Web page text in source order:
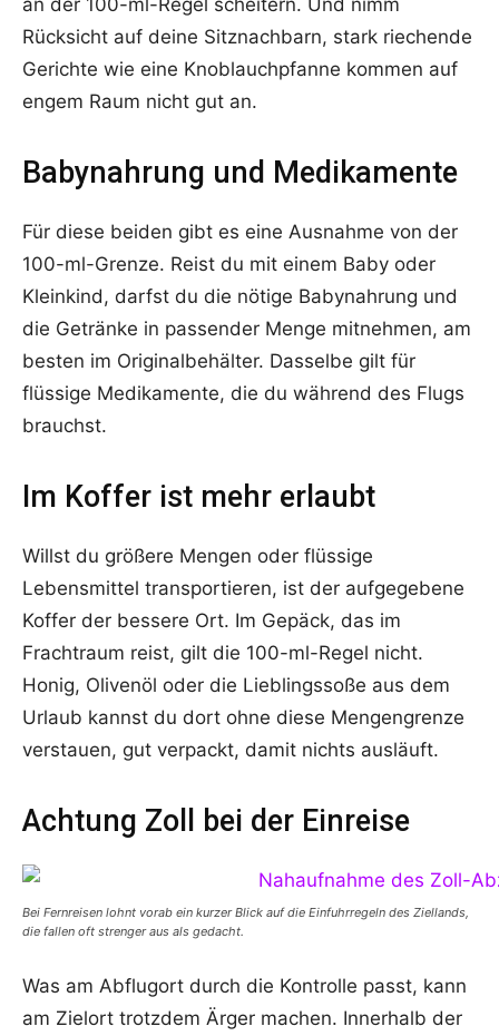
an der 100-ml-Regel scheitern. Und nimm
Rücksicht auf deine Sitznachbarn, stark riechende
Gerichte wie eine Knoblauchpfanne kommen auf
engem Raum nicht gut an.
Babynahrung und Medikamente
Für diese beiden gibt es eine Ausnahme von der
100-ml-Grenze. Reist du mit einem Baby oder
Kleinkind, darfst du die nötige Babynahrung und
die Getränke in passender Menge mitnehmen, am
besten im Originalbehälter. Dasselbe gilt für
flüssige Medikamente, die du während des Flugs
brauchst.
Im Koffer ist mehr erlaubt
Willst du größere Mengen oder flüssige
Lebensmittel transportieren, ist der aufgegebene
Koffer der bessere Ort. Im Gepäck, das im
Frachtraum reist, gilt die 100-ml-Regel nicht.
Honig, Olivenöl oder die Lieblingssoße aus dem
Urlaub kannst du dort ohne diese Mengengrenze
verstauen, gut verpackt, damit nichts ausläuft.
Achtung Zoll bei der Einreise
Bei Fernreisen lohnt vorab ein kurzer Blick auf die Einfuhrregeln des Ziellands,
die fallen oft strenger aus als gedacht.
Was am Abflugort durch die Kontrolle passt, kann
am Zielort trotzdem Ärger machen. Innerhalb der